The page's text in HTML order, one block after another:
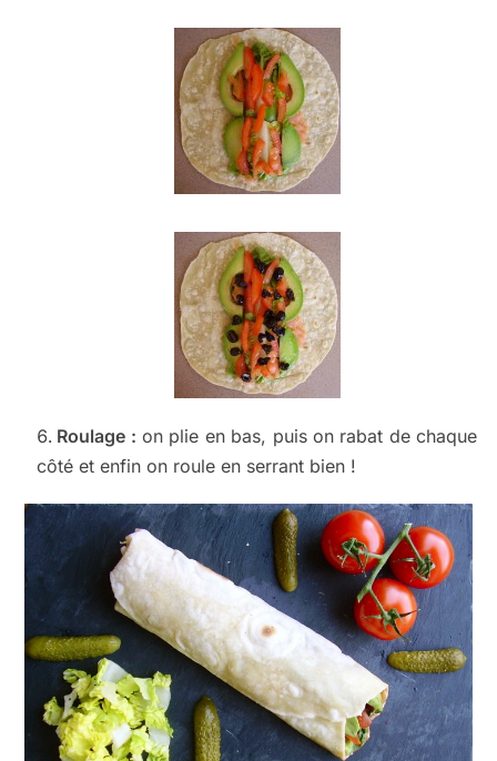
Roulage : on plie en bas, puis on rabat de chaque
côté et enfin on roule en serrant bien !